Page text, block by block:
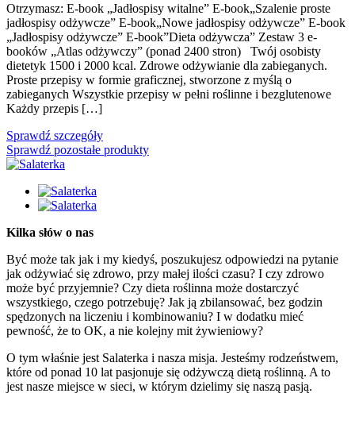
Otrzymasz: E-book „Jadłospisy witalne” E-book„Szalenie proste
jadłospisy odżywcze” E-book„Nowe jadłospisy odżywcze” E-book
„Jadłospisy odżywcze” E-book”Dieta odżywcza” Zestaw 3 e-
booków „Atlas odżywczy” (ponad 2400 stron) Twój osobisty
dietetyk 1500 i 2000 kcal. Zdrowe odżywianie dla zabieganych.
Proste przepisy w formie graficznej, stworzone z myślą o
zabieganych Wszystkie przepisy w pełni roślinne i bezglutenowe
Każdy przepis […]
Sprawdź szczegóły
Sprawdź pozostałe produkty
Kilka słów o nas
Być może tak jak i my kiedyś, poszukujesz odpowiedzi na pytanie
jak odżywiać się zdrowo, przy małej ilości czasu? I czy zdrowo
może być przyjemnie? Czy dieta roślinna może dostarczyć
wszystkiego, czego potrzebuję? Jak ją zbilansować, bez godzin
spędzonych na liczeniu i kombinowaniu? I w dodatku mieć
pewność, że to OK, a nie kolejny mit żywieniowy?
O tym właśnie jest Salaterka i nasza misja. Jesteśmy rodzeństwem,
które od ponad 10 lat pasjonuje się odżywczą dietą roślinną. A to
jest nasze miejsce w sieci, w którym dzielimy się naszą pasją.